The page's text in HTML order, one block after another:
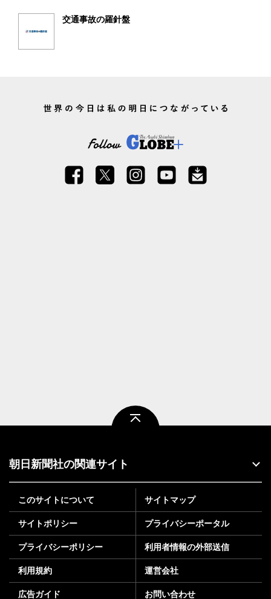
交通事故の羅針盤
朝日新聞社の関連サイト
このサイトについて サイトマップ
サイトポリシー プライバシーポータル
プライバシーポリシー 利用者情報の外部送信
利用規約 運営会社
広告ガイド お問い合わせ